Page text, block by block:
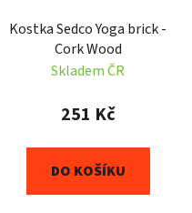
Kostka Sedco Yoga brick -
Cork Wood
Skladem ČR
251 Kč
DO KOŠÍKU